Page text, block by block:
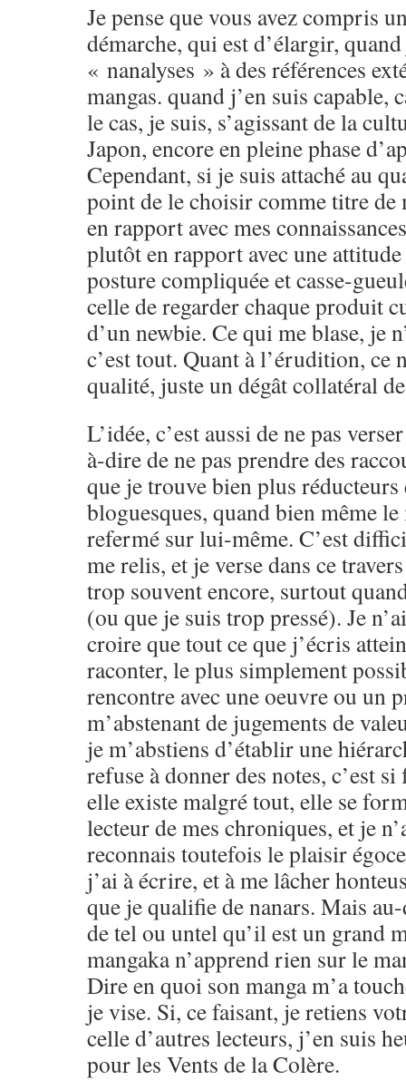
Je pense que vous avez compris
démarche, qui est d’élargir,
« nanalyses » à des références
mangas. quand j’en suis capable,
le cas, je suis, s’agissant de la
Japon, encore en pleine phase
Cependant, si je suis attaché au
point de le choisir comme titre de
en rapport avec mes
plutôt en rapport avec une
posture compliquée et casse-
celle de regarder chaque produit
d’un newbie. Ce qui me blase, je
c’est tout. Quant à l’érudition, ce
qualité, juste un dégât collatéral
L’idée, c’est aussi de ne pas
à-dire de ne pas prendre des
que je trouve bien plus réducteurs
bloguesques, quand bien même
refermé sur lui-même. C’est
me relis, et je verse dans ce
trop souvent encore, surtout
(ou que je suis trop pressé). Je
croire que tout ce que j’écris
raconter, le plus simplement
rencontre avec une oeuvre ou un
m’abstenant de jugements de
je m’abstiens d’établir une
refuse à donner des notes, c’est
elle existe malgré tout, elle se
lecteur de mes chroniques, et je
reconnais toutefois le plaisir
j’ai à écrire, et à me lâcher
que je qualifie de nanars. Mais
de tel ou untel qu’il est un grand
mangaka n’apprend rien sur le
Dire en quoi son manga m’a
je vise. Si, ce faisant, je retiens
celle d’autres lecteurs, j’en suis
pour les Vents de la Colère.